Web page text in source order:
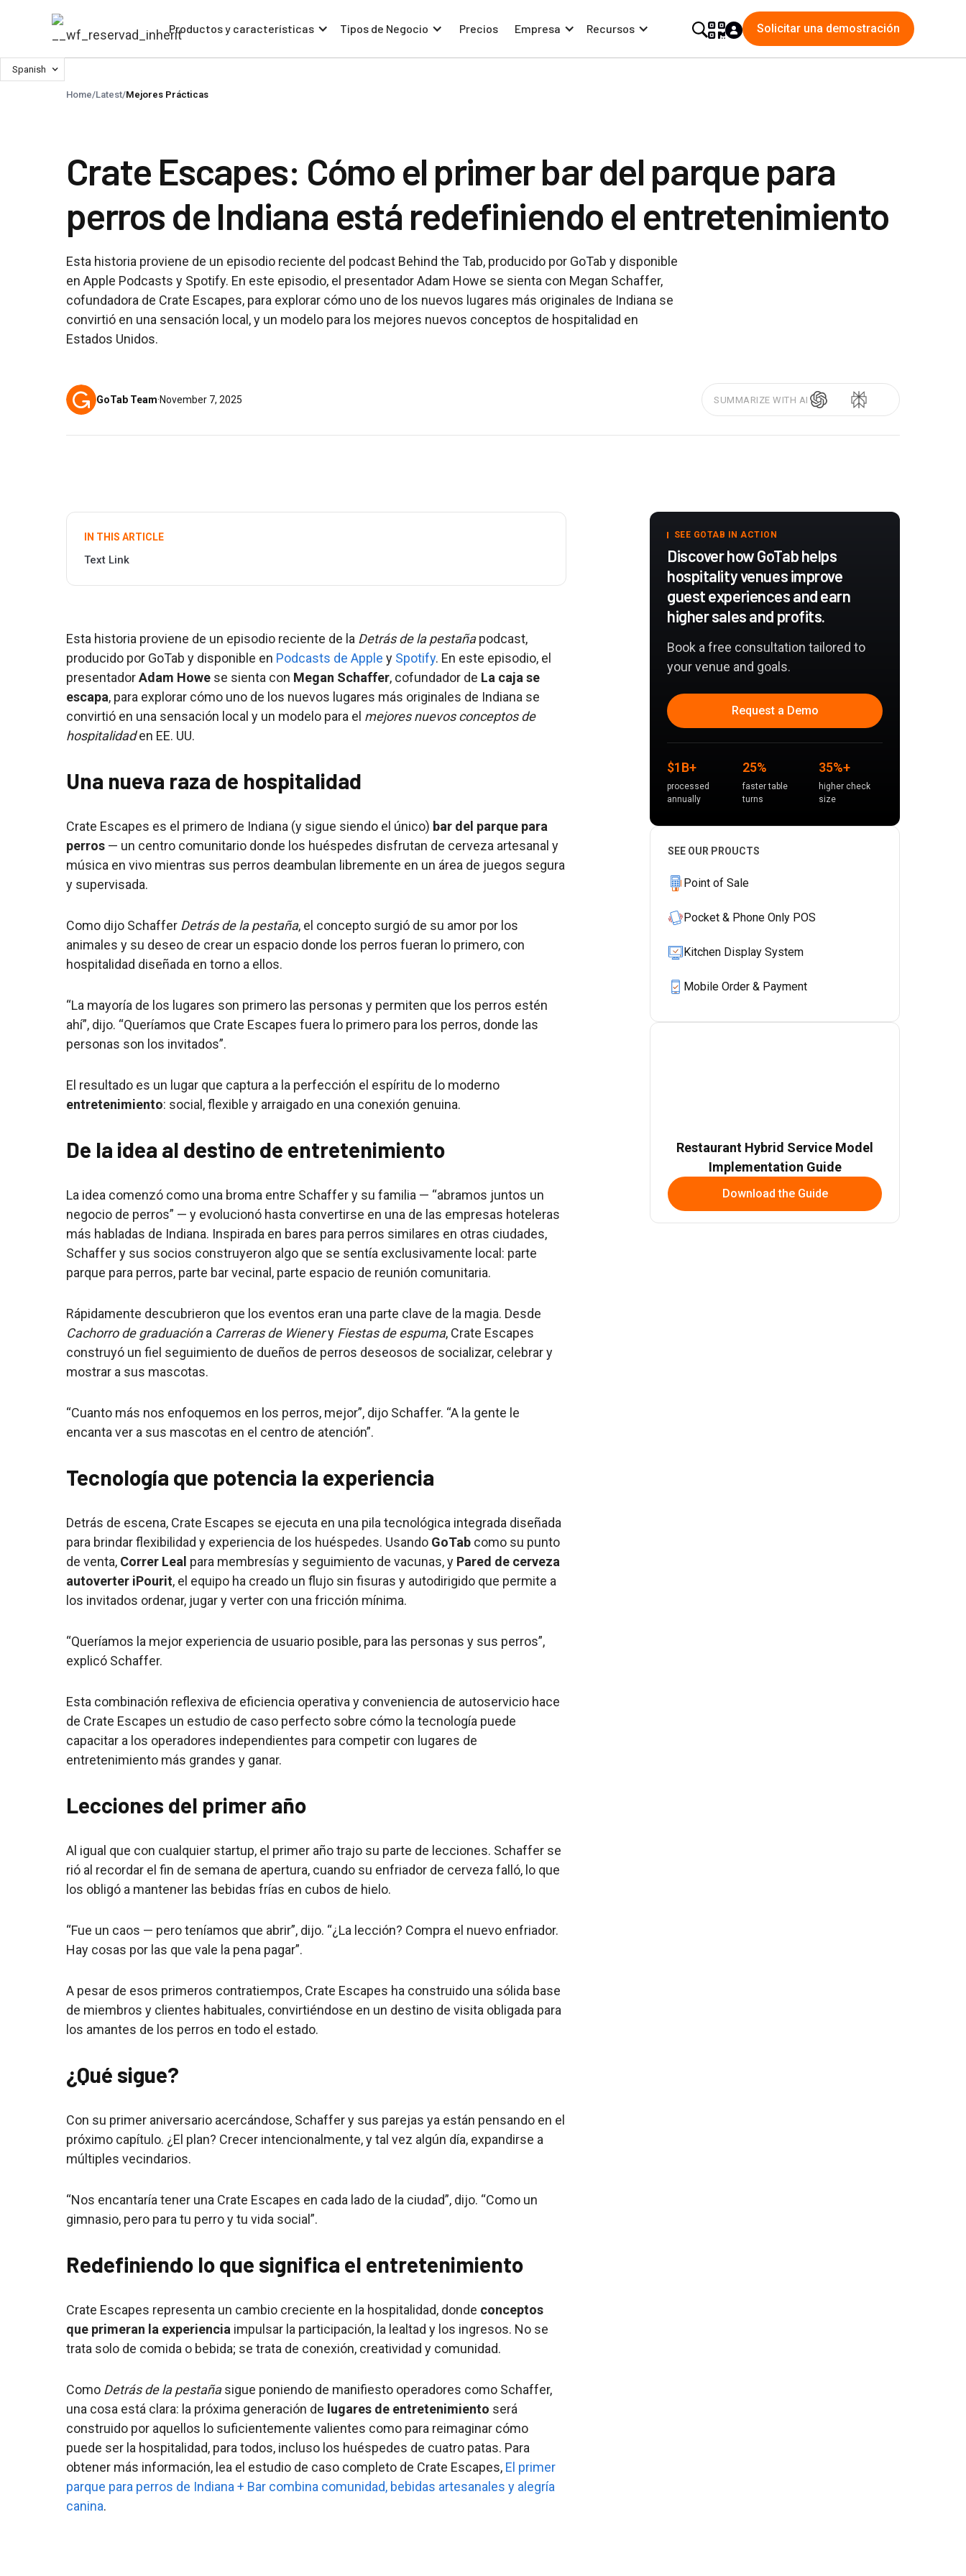
Productos y características Tipos de Negocio Precios Empresa Recursos Solicitar una demostración
Spanish
Home/Latest/Mejores Prácticas
Crate Escapes: Cómo el primer bar del parque para
perros de Indiana está redefiniendo el entretenimiento
Esta historia proviene de un episodio reciente del podcast Behind the Tab, producido por GoTab y disponible
en Apple Podcasts y Spotify. En este episodio, el presentador Adam Howe se sienta con Megan Schaffer,
cofundadora de Crate Escapes, para explorar cómo uno de los nuevos lugares más originales de Indiana se
convirtió en una sensación local, y un modelo para los mejores nuevos conceptos de hospitalidad en
Estados Unidos.
GoTab Team·November 7, 2025 SUMMARIZE WITH AI
IN THIS ARTICLE
Text Link
Esta historia proviene de un episodio reciente de la Detrás de la pestañapodcast,
producido por GoTab y disponible en Podcasts de Apple y Spotify. En este episodio, el
presentadorAdam Howe se sienta con Megan Schaffer, cofundador de La caja se
escapa, para explorar cómo uno de los nuevos lugares más originales de Indiana se
convirtió en una sensación local y un modelo para el mejores nuevos conceptos de
hospitalidaden EE. UU.
Una nueva raza de hospitalidad
Crate Escapes es el primero de Indiana (y sigue siendo el único) bar del parque para
perros — un centro comunitario donde los huéspedes disfrutan de cerveza artesanal y
música en vivo mientras sus perros deambulan libremente en un área de juegos segura
y supervisada.
Como dijo Schaffer Detrás de la pestaña, el concepto surgió de su amor por los
animales y su deseo de crear un espacio donde los perros fueran lo primero, con
hospitalidad diseñada en torno a ellos.
“La mayoría de los lugares son primero las personas y permiten que los perros estén
ahí”, dijo. “Queríamos que Crate Escapes fuera lo primero para los perros, donde las
personas son los invitados”.
El resultado es un lugar que captura a la perfección el espíritu de lo moderno
entretenimiento: social, flexible y arraigado en una conexión genuina.
De la idea al destino de entretenimiento
La idea comenzó como una broma entre Schaffer y su familia — “abramos juntos un
negocio de perros” — y evolucionó hasta convertirse en una de las empresas hoteleras
más habladas de Indiana. Inspirada en bares para perros similares en otras ciudades,
Schaffer y sus socios construyeron algo que se sentía exclusivamente local: parte
parque para perros, parte bar vecinal, parte espacio de reunión comunitaria.
Rápidamente descubrieron que los eventos eran una parte clave de la magia. Desde
Cachorro de graduacióna Carreras de Wienery Fiestas de espuma, Crate Escapes
construyó un fiel seguimiento de dueños de perros deseosos de socializar, celebrar y
mostrar a sus mascotas.
“Cuanto más nos enfoquemos en los perros, mejor”, dijo Schaffer. “A la gente le
encanta ver a sus mascotas en el centro de atención”.
Tecnología que potencia la experiencia
Detrás de escena, Crate Escapes se ejecuta en una pila tecnológica integrada diseñada
para brindar flexibilidad y experiencia de los huéspedes. Usando GoTab como su punto
de venta, Correr Leal para membresías y seguimiento de vacunas, y Pared de cerveza
autoverter iPourit, el equipo ha creado un flujo sin fisuras y autodirigido que permite a
los invitados ordenar, jugar y verter con una fricción mínima.
“Queríamos la mejor experiencia de usuario posible, para las personas y sus perros”,
explicó Schaffer.
Esta combinación reflexiva de eficiencia operativa y conveniencia de autoservicio hace
de Crate Escapes un estudio de caso perfecto sobre cómo la tecnología puede
capacitar a los operadores independientes para competir con lugares de
entretenimiento más grandes y ganar.
Lecciones del primer año
Al igual que con cualquier startup, el primer año trajo su parte de lecciones. Schaffer se
rió al recordar el fin de semana de apertura, cuando su enfriador de cerveza falló, lo que
los obligó a mantener las bebidas frías en cubos de hielo.
“Fue un caos — pero teníamos que abrir”, dijo. “¿La lección? Compra el nuevo enfriador.
Hay cosas por las que vale la pena pagar”.
A pesar de esos primeros contratiempos, Crate Escapes ha construido una sólida base
de miembros y clientes habituales, convirtiéndose en un destino de visita obligada para
los amantes de los perros en todo el estado.
¿Qué sigue?
Con su primer aniversario acercándose, Schaffer y sus parejas ya están pensando en el
próximo capítulo. ¿El plan? Crecer intencionalmente, y tal vez algún día, expandirse a
múltiples vecindarios.
“Nos encantaría tener una Crate Escapes en cada lado de la ciudad”, dijo. “Como un
gimnasio, pero para tu perro y tu vida social”.
Redefiniendo lo que significa el entretenimiento
Crate Escapes representa un cambio creciente en la hospitalidad, donde conceptos
que primeran la experiencia impulsar la participación, la lealtad y los ingresos. No se
trata solo de comida o bebida; se trata de conexión, creatividad y comunidad.
Como Detrás de la pestañasigue poniendo de manifiesto operadores como Schaffer,
una cosa está clara: la próxima generación de lugares de entretenimiento será
construido por aquellos lo suficientemente valientes como para reimaginar cómo
puede ser la hospitalidad, para todos, incluso los huéspedes de cuatro patas. Para
obtener más información, lea el estudio de caso completo de Crate Escapes, El primer
parque para perros de Indiana + Bar combina comunidad, bebidas artesanales y alegría
canina.
SEE GOTAB IN ACTION
Discover how GoTab helps
hospitality venues improve
guest experiences and earn
higher sales and profits.
Book a free consultation tailored to
your venue and goals.
Request a Demo
$1B+
processed
annually
25%
faster table
turns
35%+
higher check
size
SEE OUR PROUCTS
Point of Sale
Pocket & Phone Only POS
Kitchen Display System
Mobile Order & Payment
Restaurant Hybrid Service Model
Implementation Guide
Download the Guide